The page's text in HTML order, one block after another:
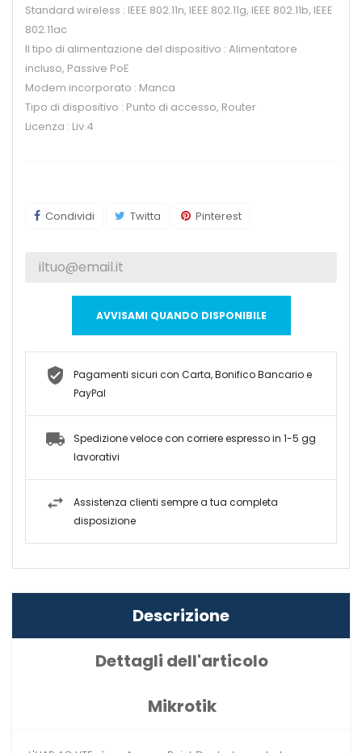
Standard wireless : IEEE 802.11n, IEEE 802.11g, IEEE 802.11b, IEEE
802.11ac
Il tipo di alimentazione del dispositivo : Alimentatore
incluso, Passive PoE
Modem incorporato : Manca
Tipo di dispositivo : Punto di accesso, Router
Licenza : Liv.4
Condividi Twitta Pinterest
AVVISAMI QUANDO DISPONIBILE
Pagamenti sicuri con Carta, Bonifico Bancario e
PayPal
Spedizione veloce con corriere espresso in 1-5 gg
lavorativi
Assistenza clienti sempre a tua completa
disposizione
Descrizione
Dettagli dell'articolo
Mikrotik